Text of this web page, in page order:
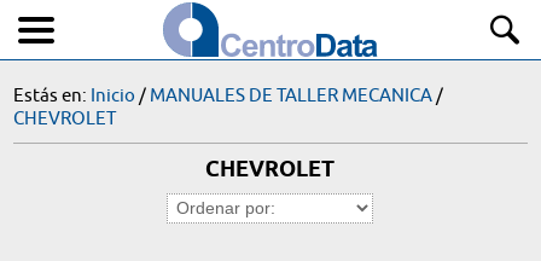
Estás en: Inicio / MANUALES DE TALLER MECANICA/
CHEVROLET
CHEVROLET